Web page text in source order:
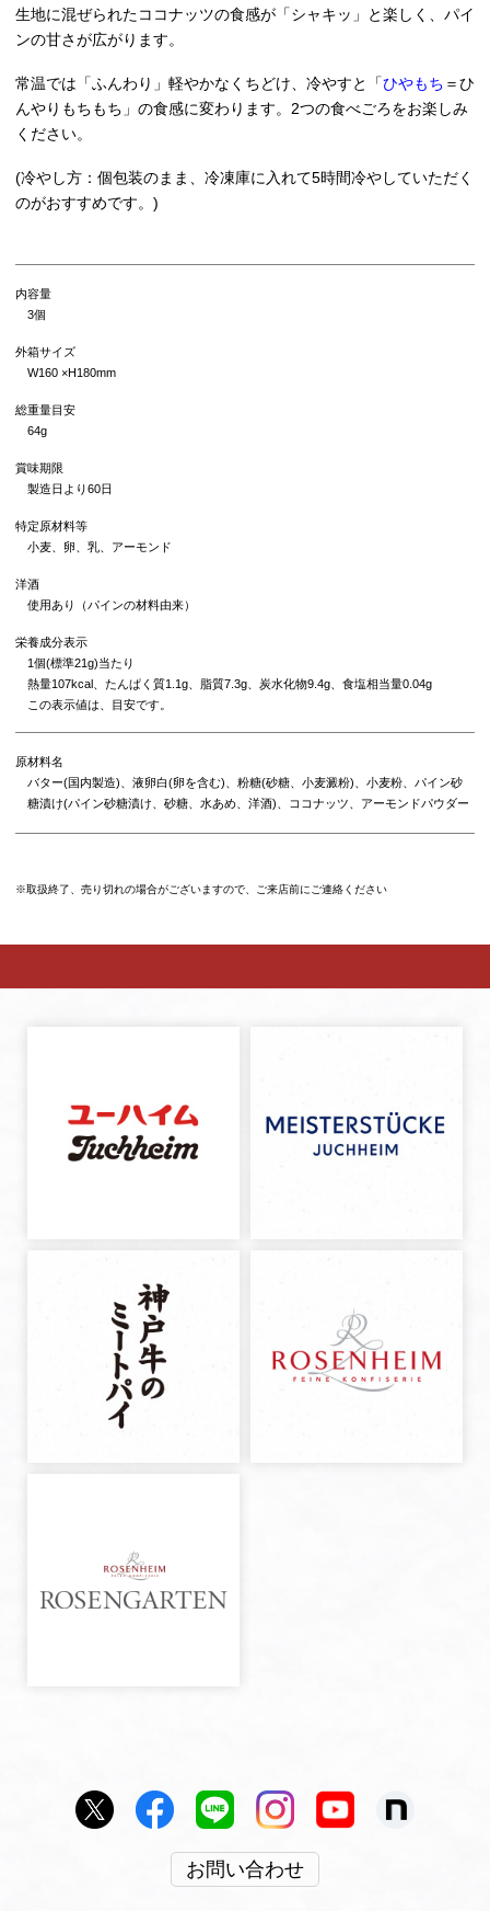
生地に混ぜられたココナッツの食感が「シャキッ」と楽しく、パイ
ンの甘さが広がります。
常温では「ふんわり」軽やかなくちどけ、冷やすと「ひやもち ＝ひ
んやりもちもち」の食感に変わります。2つの食べごろをお楽しみ
ください。
(冷やし方：個包装のまま、冷凍庫に入れて5時間冷やしていただく
のがおすすめです。)
内容量
3個
外箱サイズ
W160 ×H180mm
総重量目安
64g
賞味期限
製造日より60日
特定原材料等
小麦、卵、乳、アーモンド
洋酒
使用あり（パインの材料由来）
栄養成分表示
1個(標準21g)当たり
熱量107kcal、たんぱく質1.1g、脂質7.3g、炭水化物9.4g、食塩相当量0.04g
この表示値は、目安です。
原材料名
バター(国内製造)、液卵白(卵を含む)、粉糖(砂糖、小麦澱粉)、小麦粉、パイン砂
糖漬け(パイン砂糖漬け、砂糖、水あめ、洋酒)、ココナッツ、アーモンドパウダー
※取扱終了、売り切れの場合がございますので、ご来店前にご連絡ください
お問い合わせ